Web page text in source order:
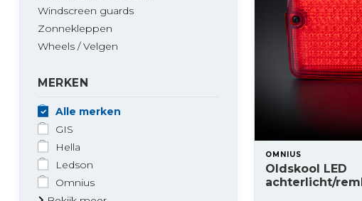
Windscreen guards
Zonnekleppen
Wheels / Velgen
MERKEN
Alle merken
GIS
Hella
Ledson
Omnius
OMNIUS
Oldskool LED
achterlicht/